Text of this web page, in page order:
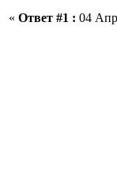
« Ответ #1 : 04